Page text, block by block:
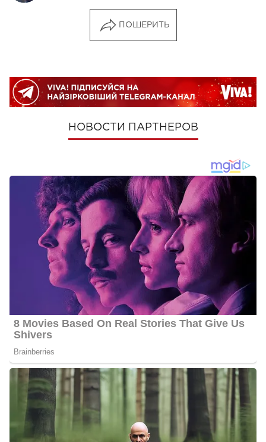
ПОШЕРИТЬ
НОВОСТИ ПАРТНЕРОВ